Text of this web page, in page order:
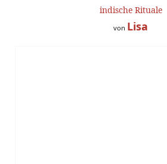
indische Rituale
von Lisa